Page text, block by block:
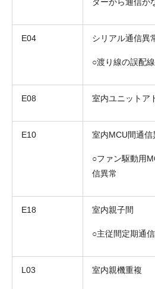
E04 シリアル通信異
○渡り線の誤配線
E08 室内ユニットア
E10 室内MCU間通信
○ファン駆動用
信異常
E18 室内親子間
○主従間定期通
L03 室内親機重複